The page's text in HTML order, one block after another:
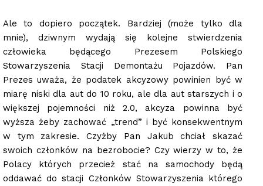
Ale to dopiero początek. Bardziej (może tylko dla
mnie), dziwnym wydają się kolejne stwierdzenia
człowieka będącego Prezesem Polskiego
Stowarzyszenia Stacji Demontażu Pojazdów. Pan
Prezes uważa, że podatek akcyzowy powinien być w
miarę niski dla aut do 10 roku, ale dla aut starszych i o
większej pojemności niż 2.0, akcyza powinna być
wyższa żeby zachować „trend” i być konsekwentnym
w tym zakresie. Czyżby Pan Jakub chciał skazać
swoich członków na bezrobocie? Czy wierzy w to, że
Polacy których przecież stać na samochody będą
oddawać do stacji Członków Stowarzyszenia którego